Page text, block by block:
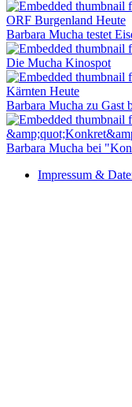
Barbara Mucha testet
Die Mucha Kinospot
Barbara Mucha zu Gast
Barbara Mucha bei
Impressum &